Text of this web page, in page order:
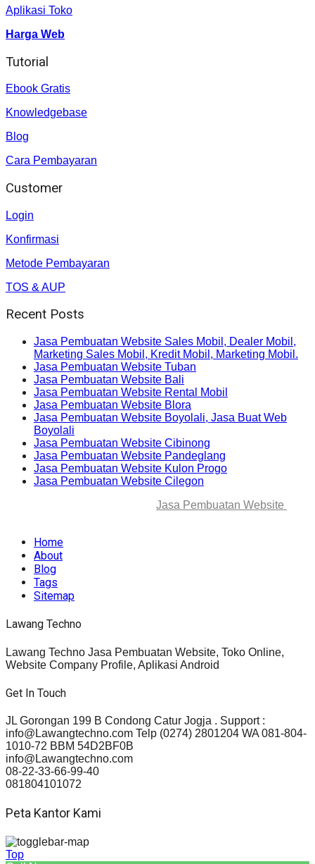
Aplikasi Toko
Harga Web
Tutorial
Ebook Gratis
Knowledgebase
Blog
Cara Pembayaran
Customer
Login
Konfirmasi
Metode Pembayaran
TOS & AUP
Recent Posts
Jasa Pembuatan Website Sales Mobil, Dealer Mobil,
Marketing Sales Mobil, Kredit Mobil, Marketing Mobil.
Jasa Pembuatan Website Tuban
Jasa Pembuatan Website Bali
Jasa Pembuatan Website Rental Mobil
Jasa Pembuatan Website Blora
Jasa Pembuatan Website Boyolali, Jasa Buat Web
Boyolali
Jasa Pembuatan Website Cibinong
Jasa Pembuatan Website Pandeglang
Jasa Pembuatan Website Kulon Progo
Jasa Pembuatan Website Cilegon
Jasa Pembuatan Website
Home
About
Blog
Tags
Sitemap
Lawang Techno
Lawang Techno Jasa Pembuatan Website, Toko Online,
Website Company Profile, Aplikasi Android
Get In Touch
JL Gorongan 199 B Condong Catur Jogja . Support :
info@Lawangtechno.com Telp (0274) 2801204 WA 081-804-
1010-72 BBM 54D2BF0B
info@Lawangtechno.com
08-22-33-66-99-40
081804101072
Peta Kantor Kami
Top